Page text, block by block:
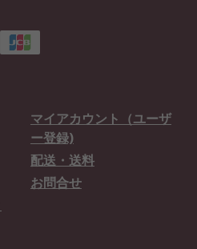
マイアカウント（ユーザ
ー登録)
配送・送料
お問合せ